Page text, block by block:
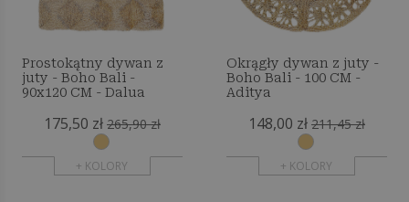
Prostokątny dywan z
juty - Boho Bali -
90x120 CM - Dalua
175,50 zł 265,90 zł
+ KOLORY
Okrągły dywan z juty -
Boho Bali - 100 CM -
Aditya
148,00 zł 211,45 zł
+ KOLORY